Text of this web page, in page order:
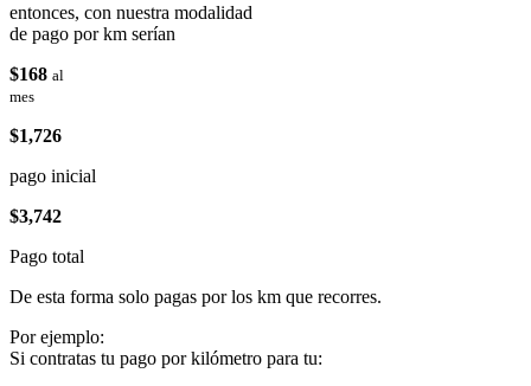
entonces, con nuestra modalidad
de pago por km serían
$168 al
mes
$1,726
pago inicial
$3,742
Pago total
De esta forma solo pagas por los km que recorres.
Por ejemplo:
Si contratas tu pago por kilómetro para tu: